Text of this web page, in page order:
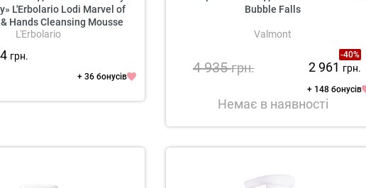
L'Erbolario Lodi Marvel of
Hands Cleansing Mousse
L'Erbolario
грн.
+ 36 бонусів
Bubble Falls
Valmont
-40%
4 935грн. 2 961 грн.
+ 148 бонусів
Немає в наявності